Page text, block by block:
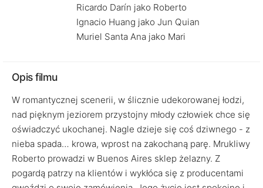
Ricardo Darín jako Roberto
Ignacio Huang jako Jun Quian
Muriel Santa Ana jako Mari
Opis filmu
W romantycznej scenerii, w ślicznie udekorowanej łodzi,
nad pięknym jeziorem przystojny młody człowiek chce się
oświadczyć ukochanej. Nagle dzieje się coś dziwnego - z
nieba spada… krowa, wprost na zakochaną parę. Mrukliwy
Roberto prowadzi w Buenos Aires sklep żelazny. Z
pogardą patrzy na klientów i wykłóca się z producentami